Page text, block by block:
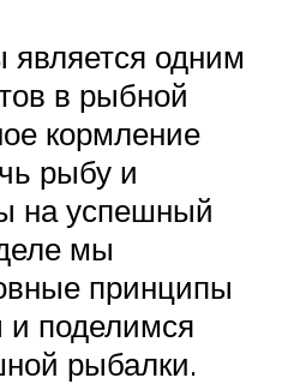
одним
в рыбной
кормление
рыбу и
на успешный
мы
принципы
поделимся
рыбалки.